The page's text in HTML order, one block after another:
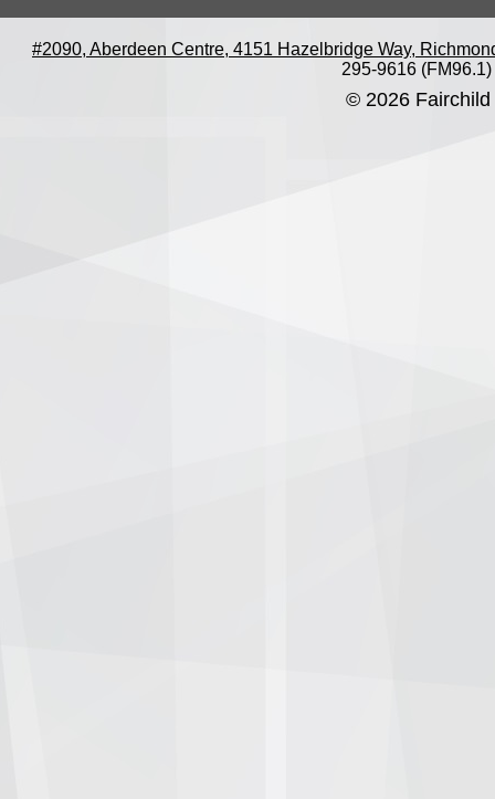
#2090, Aberdeen Centre, 4151 Hazelbridge Way,
295-9616 (FM96.1)
© 2026 Fairchild